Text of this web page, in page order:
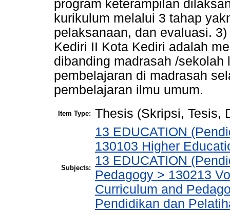
program keterampilan
kurikulum melalui 3 tahap
pelaksanaan, dan evaluasi.
Kediri II Kota Kediri adalah
dibanding madrasah /
pembelajaran di madrasah
pembelajaran ilmu umum.
Item Type: Thesis (Skripsi, Tesis,
Subjects:
13 EDUCATION
130103 Higher
13 EDUCATION
Pedagogy > 130213
Curriculum and
Pendidikan dan